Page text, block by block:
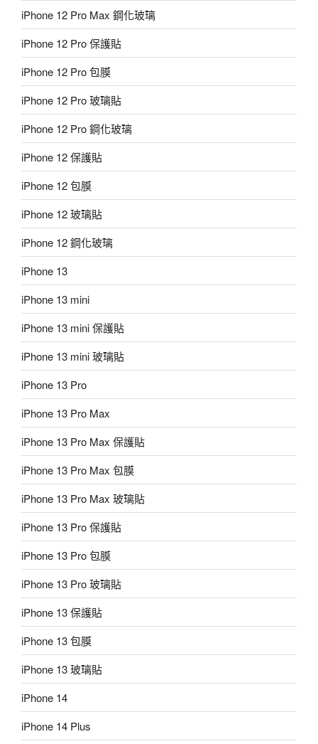
iPhone 12 Pro Max 鋼化玻璃
iPhone 12 Pro 保護貼
iPhone 12 Pro 包膜
iPhone 12 Pro 玻璃貼
iPhone 12 Pro 鋼化玻璃
iPhone 12 保護貼
iPhone 12 包膜
iPhone 12 玻璃貼
iPhone 12 鋼化玻璃
iPhone 13
iPhone 13 mini
iPhone 13 mini 保護貼
iPhone 13 mini 玻璃貼
iPhone 13 Pro
iPhone 13 Pro Max
iPhone 13 Pro Max 保護貼
iPhone 13 Pro Max 包膜
iPhone 13 Pro Max 玻璃貼
iPhone 13 Pro 保護貼
iPhone 13 Pro 包膜
iPhone 13 Pro 玻璃貼
iPhone 13 保護貼
iPhone 13 包膜
iPhone 13 玻璃貼
iPhone 14
iPhone 14 Plus